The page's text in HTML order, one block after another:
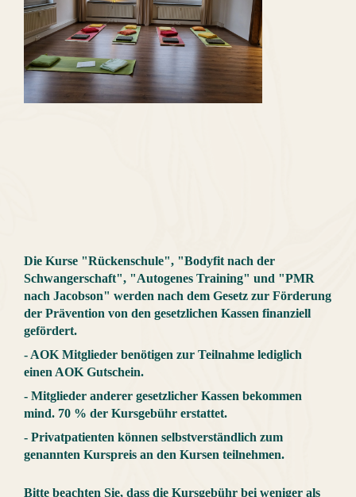
Die Kurse "Rückenschule", "Bodyfit nach der
Schwangerschaft", "Autogenes Training" und "PMR
nach Jacobson" werden nach dem Gesetz zur Förderung
der Prävention von den gesetzlichen Kassen finanziell
gefördert.
- AOK Mitglieder benötigen zur Teilnahme lediglich
einen AOK Gutschein.
- Mitglieder anderer gesetzlicher Kassen bekommen
mind. 70 % der Kursgebühr erstattet.
- Privatpatienten können selbstverständlich zum
genannten Kurspreis an den Kursen teilnehmen.
Bitte beachten Sie, dass die Kursgebühr bei weniger als